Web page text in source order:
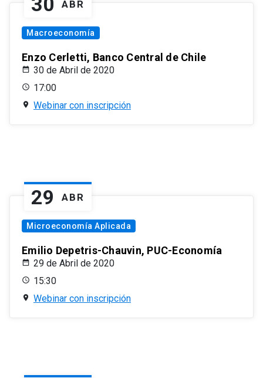
ABR
Macroeconomía
Enzo Cerletti, Banco Central de Chile
30 de Abril de 2020
17:00
Webinar con inscripción
29 ABR
Microeconomía Aplicada
Emilio Depetris-Chauvin, PUC-Economía
29 de Abril de 2020
15:30
Webinar con inscripción